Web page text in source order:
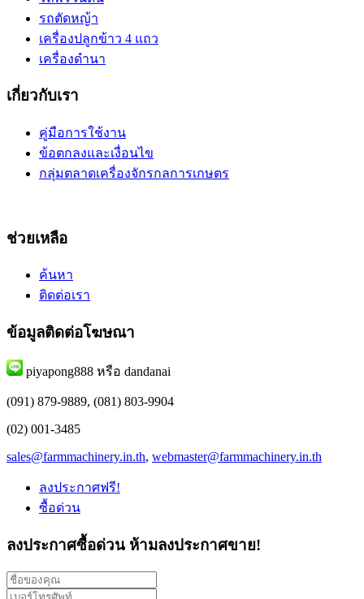
รถตัดหญ้า
เครื่องปลูกข้าว 4 แถว
เครื่องดำนา
เกี่ยวกับเรา
คู่มือการใช้งาน
ข้อตกลงและเงื่อนไข
กลุ่มตลาดเครื่องจักรกลการเกษตร
ช่วยเหลือ
ค้นหา
ติดต่อเรา
ข้อมูลติดต่อโฆษณา
piyapong888 หรือ dandanai
(091) 879-9889, (081) 803-9904
(02) 001-3485
sales@farmmachinery.in.th, webmaster@farmmachinery.in.th
ลงประกาศฟรี!
ซื้อด่วน
ลงประกาศซื้อด่วน ห้ามลงประกาศขาย!